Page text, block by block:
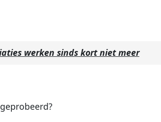
werken sinds kort niet meer